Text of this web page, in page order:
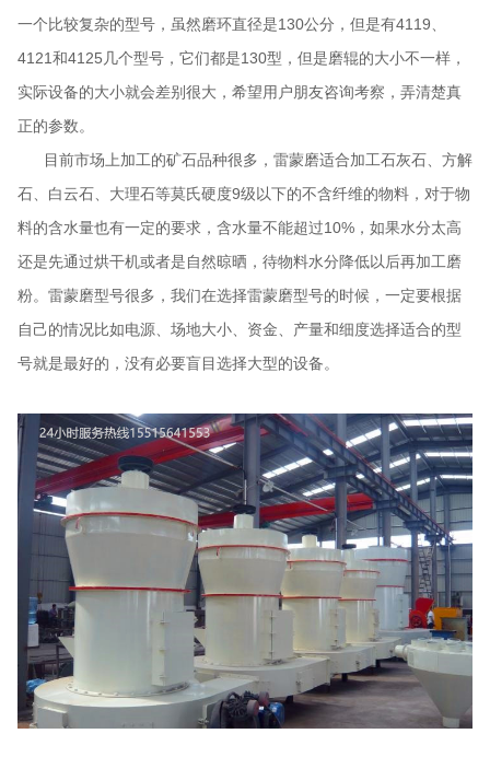
一个比较复杂的型号，虽然磨环直径是130公分，但是有4119、
4121和4125几个型号，它们都是130型，但是磨辊的大小不一样，
实际设备的大小就会差别很大，希望用户朋友咨询考察，弄清楚真
正的参数。
目前市场上加工的矿石品种很多，雷蒙磨适合加工石灰石、方解
石、白云石、大理石等莫氏硬度9级以下的不含纤维的物料，对于物
料的含水量也有一定的要求，含水量不能超过10%，如果水分太高
还是先通过烘干机或者是自然晾晒，待物料水分降低以后再加工磨
粉。雷蒙磨型号很多，我们在选择雷蒙磨型号的时候，一定要根据
自己的情况比如电源、场地大小、资金、产量和细度选择适合的型
号就是最好的，没有必要盲目选择大型的设备。